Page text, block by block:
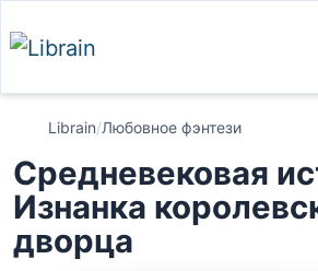
Librain/Любовное фэнтези
Средневековая
Изнанка
дворца